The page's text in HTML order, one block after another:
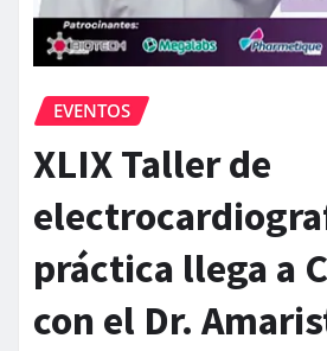
EVENTOS
XLIX Taller de
práctica llega a
con el Dr.